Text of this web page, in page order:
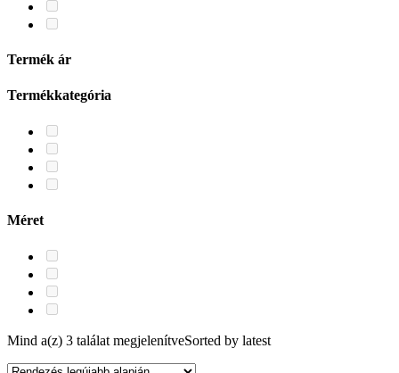
Termék ár
Termékkategória
Méret
Mind a(z) 3 találat megjelenítveSorted by latest